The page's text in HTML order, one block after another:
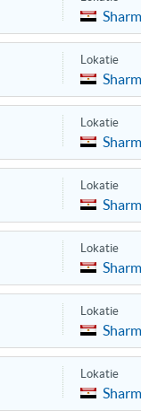
Lokatie
Lokatie
Lokatie
Lokatie
Lokatie
Lokatie